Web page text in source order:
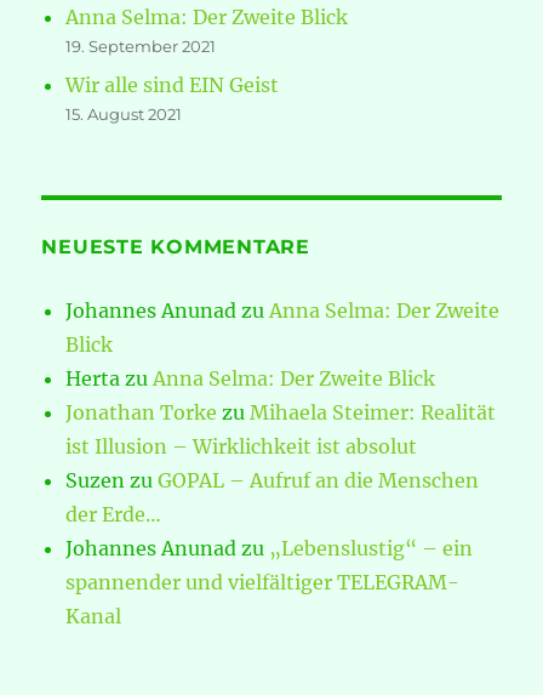
Anna Selma: Der Zweite Blick
19. September 2021
Wir alle sind EIN Geist
15. August 2021
NEUESTE KOMMENTARE
Johannes Anunad zuAnna Selma: Der Zweite
Blick
Herta zuAnna Selma: Der Zweite Blick
Jonathan Torke zuMihaela Steimer: Realität
ist Illusion – Wirklichkeit ist absolut
Suzen zuGOPAL – Aufruf an die Menschen
der Erde…
Johannes Anunad zu „Lebenslustig“ – ein
spannender und vielfältiger TELEGRAM-
Kanal